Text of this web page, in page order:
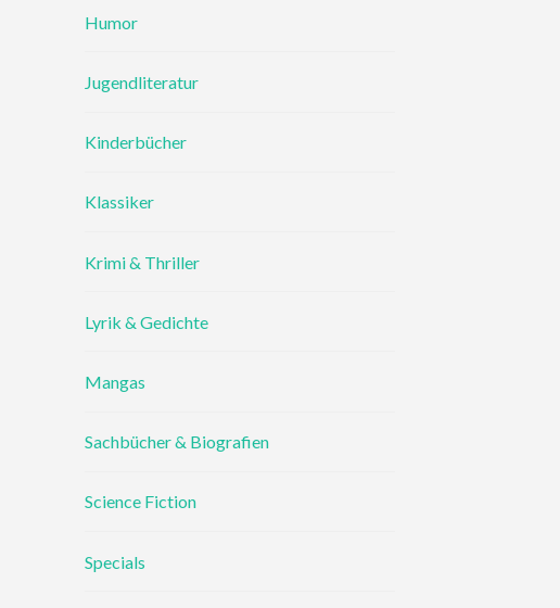
Humor
Jugendliteratur
Kinderbücher
Klassiker
Krimi & Thriller
Lyrik & Gedichte
Mangas
Sachbücher & Biografien
Science Fiction
Specials